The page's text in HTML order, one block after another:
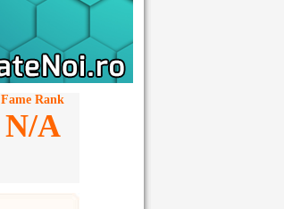
Fame Rank
N/A